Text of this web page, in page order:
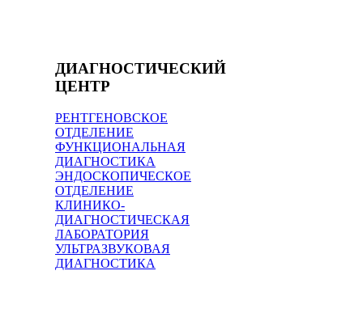
ДИАГНОСТИЧЕСКИЙ
ЦЕНТР
РЕНТГЕНОВСКОЕ
ОТДЕЛЕНИЕ
ФУНКЦИОНАЛЬНАЯ
ДИАГНОСТИКА
ЭНДОСКОПИЧЕСКОЕ
ОТДЕЛЕНИЕ
КЛИНИКО-
ДИАГНОСТИЧЕСКАЯ
ЛАБОРАТОРИЯ
УЛЬТРАЗВУКОВАЯ
ДИАГНОСТИКА